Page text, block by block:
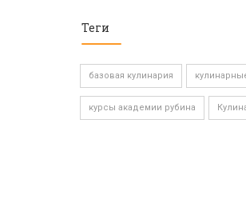
Теги
базовая кулинария
курсы академии рубина